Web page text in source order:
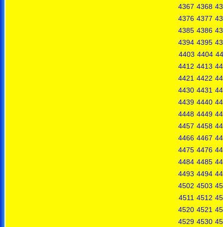
4367 4368
4376 4377
4385 4386
4394 4395
4403 4404
4412 4413
4421 4422
4430 4431
4439 4440
4448 4449
4457 4458
4466 4467
4475 4476
4484 4485
4493 4494
4502 4503
4511 4512
4520 4521
4529 4530